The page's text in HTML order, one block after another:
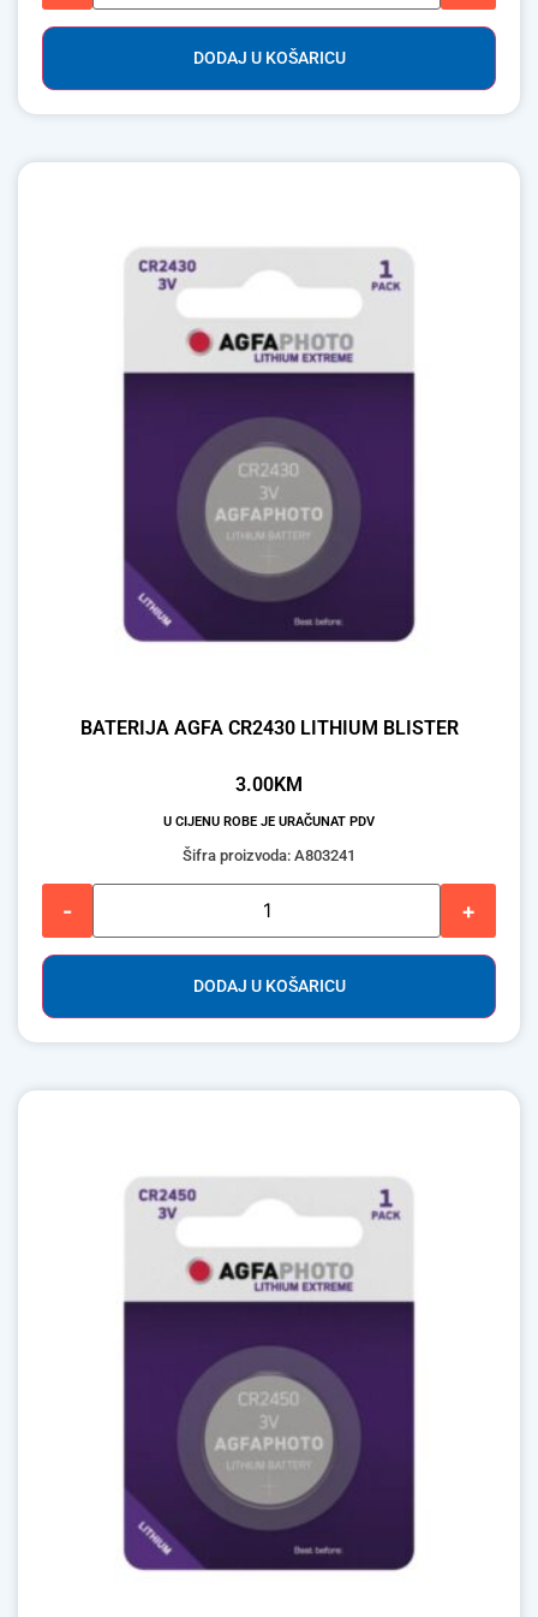
DODAJ U KOŠARICU
BATERIJA AGFA CR2430 LITHIUM BLISTER
3.00KM
U CIJENU ROBE JE URAČUNAT PDV
Šifra proizvoda: A803241
- +
DODAJ U KOŠARICU